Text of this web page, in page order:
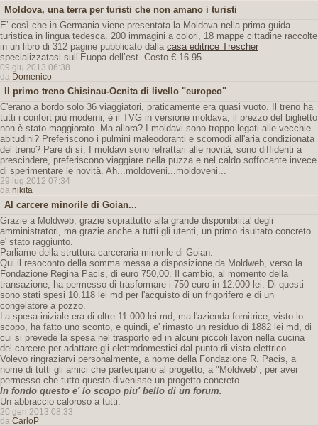
Moldova, una terra per turisti che non amano i turisti
E’ così che in Germania viene presentata la Moldova nella prima guida
turistica in lingua tedesca. 200 immagini a colori, 18 mappe cittadine raccolte
in un libro di 312 pagine pubblicato dalla casa editrice Trescher
specializzatasi sull’Euopa dell’est. Costo € 16.95
09 giu 2013 06:38
da Domenico
Il primo treno Chisinau-Ocnita di livello "europeo"
C'erano a bordo solo 36 viaggiatori, praticamente era quasi vuoto. Il treno ha
tutti i confort più moderni, è il TVG in versione moldava, il prezzo del biglietto
non è stato maggiorato. Ma allora? I moldavi sono troppo legati alle vecchie
abitudini? Preferiscono i pulmini maleodoranti e scomodi all'aria condizionata
del treno? Pare di sì. I moldavi sono refrattari alle novità, sono diffidenti a
prescindere, preferiscono viaggiare nella puzza e nel caldo soffocante invece
di sperimentare le novità. Ah...moldoveni...moldoveni...
29 lug 2012 07:34
da nikita
Al carcere minorile di Goian...
Grazie a Moldweb, grazie soprattutto alla grande disponibilita' degli
amministratori, ma grazie anche a tutti gli utenti, un primo risultato concreto
e' stato raggiunto.
Parliamo della struttura carceraria minorile di Goian.
Qui il resoconto della somma messa a disposizione da Moldweb, verso la
Fondazione Regina Pacis, di euro 750,00. Il cambio, al momento della
transazione, ha permesso di trasformare i 750 euro in 12.000 lei. Di questi
sono stati spesi 10.118 lei md per l'acquisto di un frigorifero e di un
congelatore a pozzo.
La spesa iniziale era di oltre 11.000 lei md, ma l'azienda fornitrice, visto lo
scopo, ha fatto uno sconto, e quindi, e' rimasto un residuo di 1882 lei md, di
cui si prevede la spesa nel trasporto ed in alcuni piccoli lavori nella cucina
del carcere per adattare gli elettrodomestici dal punto di vista elettrico.
Volevo ringraziarvi personalmente, a nome della Fondazione R. Pacis, a
nome di tutti gli amici che partecipano al progetto, a "Moldweb", per aver
permesso che tutto questo divenisse un progetto concreto.
In fondo questo e' lo scopo piu' bello di un forum.
Un abbraccio caloroso a tutti.
20 gen 2013 08:33
da CarloP